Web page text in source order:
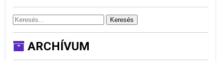
Keresés
ARCHÍVUM